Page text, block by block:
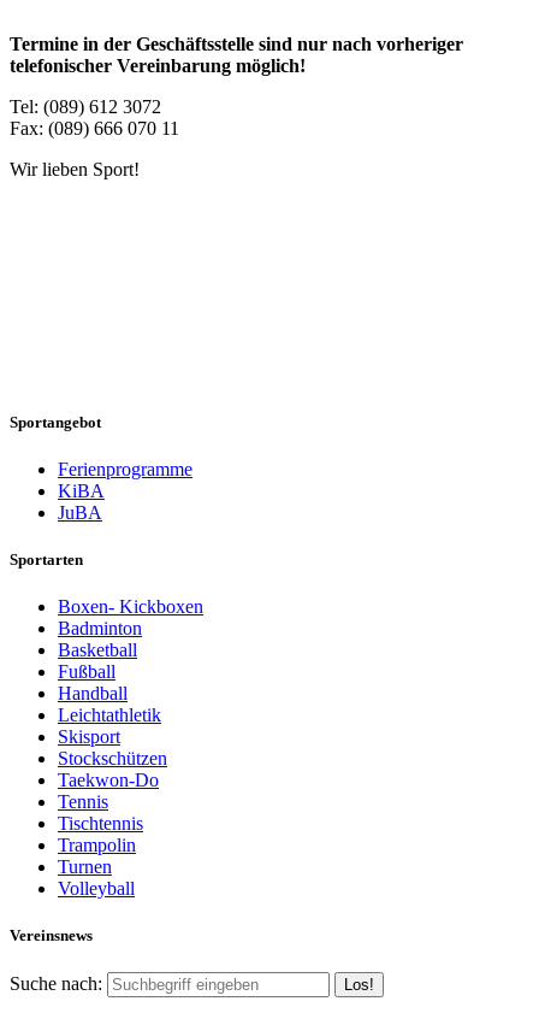
Termine in der Geschäftsstelle sind nur nach vorheriger
telefonischer Vereinbarung möglich!
Tel: (089) 612 3072
Fax: (089) 666 070 11
Wir lieben Sport!
Sportangebot
Ferienprogramme
KiBA
JuBA
Sportarten
Boxen- Kickboxen
Badminton
Basketball
Fußball
Handball
Leichtathletik
Skisport
Stockschützen
Taekwon-Do
Tennis
Tischtennis
Trampolin
Turnen
Volleyball
Vereinsnews
Suche nach: